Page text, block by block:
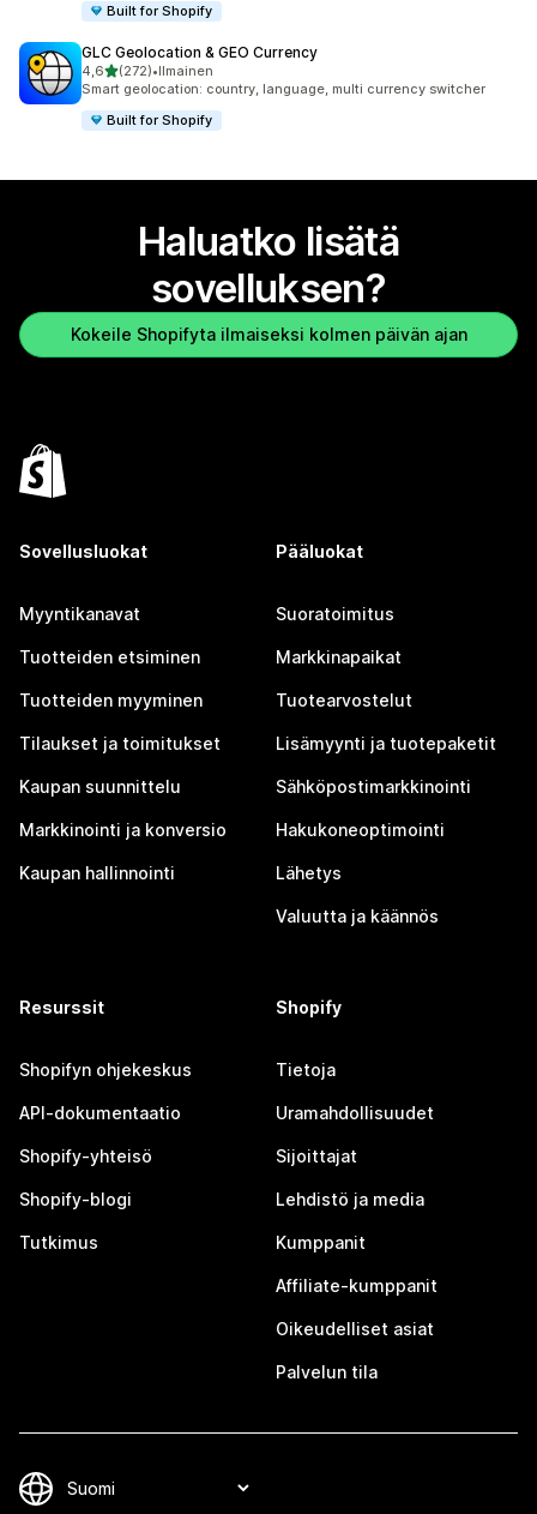
Built for Shopify
GLC Geolocation & GEO Currency
4,6/ 5 tähteä
(272)
272 arvostelua yhteensä
•Ilmainen
Smart geolocation: country, language, multi currency switcher
Built for Shopify
Haluatko lisätä
sovelluksen?
Kokeile Shopifyta ilmaiseksi kolmen päivän ajan
Sovellusluokat
Myyntikanavat
Tuotteiden etsiminen
Tuotteiden myyminen
Tilaukset ja toimitukset
Kaupan suunnittelu
Markkinointi ja konversio
Kaupan hallinnointi
Pääluokat
Suoratoimitus
Markkinapaikat
Tuotearvostelut
Lisämyynti ja tuotepaketit
Sähköpostimarkkinointi
Hakukoneoptimointi
Lähetys
Valuutta ja käännös
Resurssit
Shopifyn ohjekeskus
API-dokumentaatio
Shopify-yhteisö
Shopify-blogi
Tutkimus
Shopify
Tietoja
Uramahdollisuudet
Sijoittajat
Lehdistö ja media
Kumppanit
Affiliate-kumppanit
Oikeudelliset asiat
Palvelun tila